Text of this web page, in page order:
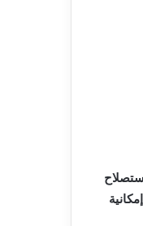
إلى إمكانية